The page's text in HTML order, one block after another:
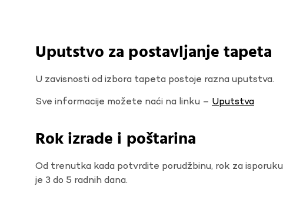
Uputstvo za postavljanje tapeta
U zavisnosti od izbora tapeta postoje razna uputstva.
Sve informacije možete naći na linku – Uputstva
Rok izrade i poštarina
Od trenutka kada potvrdite porudžbinu, rok za isporuku
je 3 do 5 radnih dana.